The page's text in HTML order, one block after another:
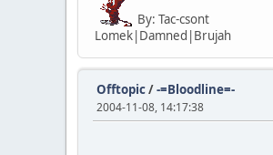
By: Tac-csont
Lomek|Damned|Brujah
Offtopic/-=Bloodline=-
2004-11-08, 14:17:38